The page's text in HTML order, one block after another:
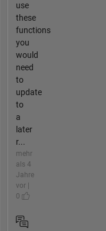
use
these
functions
you
would
need
to
update
to
a
later
r...
mehr
als 4
Jahre
vor |
0